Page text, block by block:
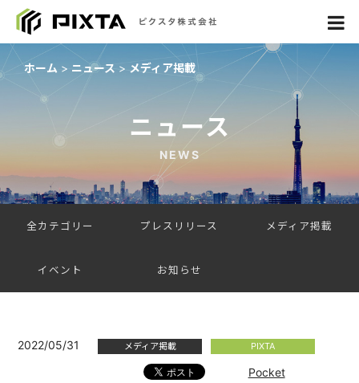
ホーム ニュース メディア掲載
ニュース
NEWS
全カテゴリー プレスリリース メディア掲載
イベント お知らせ
2022/05/31 メディア掲載 PIXTA
Pocket